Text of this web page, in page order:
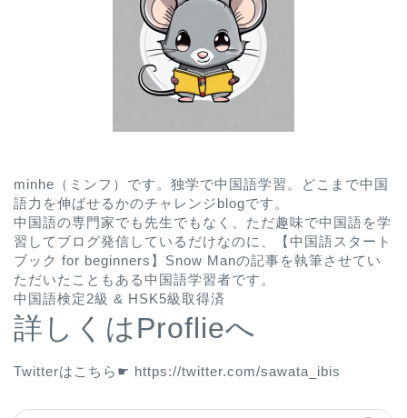
minhe（ミンフ）です。独学で中国語学習。どこまで中国
語力を伸ばせるかのチャレンジblogです。
中国語の専門家でも先生でもなく、ただ趣味で中国語を学
習してブログ発信しているだけなのに、
【中国語スタート
ブック for beginners】Snow Manの記事を執筆させてい
ただいたこともある中国語学習者です。
中国語検定2級 & HSK5級取得済
詳しくはProflieへ
Twitterはこちら☛ https://twitter.com/sawata_ibis